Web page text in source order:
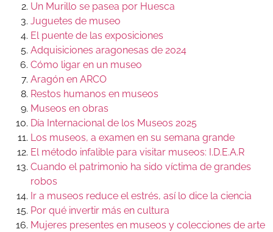
Un Murillo se pasea por Huesca
Juguetes de museo
El puente de las exposiciones
Adquisiciones aragonesas de 2024
Cómo ligar en un museo
Aragón en ARCO
Restos humanos en museos
Museos en obras
Día Internacional de los Museos 2025
Los museos, a examen en su semana grande
El método infalible para visitar museos: I.D.E.A.R
Cuando el patrimonio ha sido víctima de grandes
robos
Ir a museos reduce el estrés, así lo dice la ciencia
Por qué invertir más en cultura
Mujeres presentes en museos y colecciones de arte